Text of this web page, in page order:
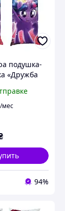
подушка-
«Дружба
/мес
94%